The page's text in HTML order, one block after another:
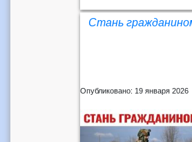
Стань
Опубликовано: 19 января 2026